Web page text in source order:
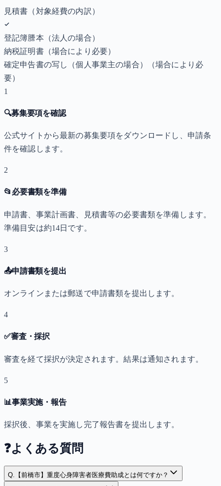
見積書（対象経費の内訳）
登記簿謄本（法人の場合）
納税証明書（場合により必要）
確定申告書の写し（個人事業主の場合）
（場合により必
要）
1
🔍募集要項を確認
公式サイトから最新の募集要項をダウンロードし、申請条
件を確認します。
2
📂 必要書類を準備
申請書、事業計画書、見積書等の必要書類を準備します。
準備目安は約14日です。
3
📤申請書類を提出
オンラインまたは郵送で申請書類を提出します。
4
✅審査・採択
審査を経て採択が決定されます。結果は通知されます。
5
📊事業実施・報告
採択後、事業を実施し完了報告書を提出します。
❓よくある質問
Q. 【前橋市】重度心身障害者医療費助成とは何ですか？